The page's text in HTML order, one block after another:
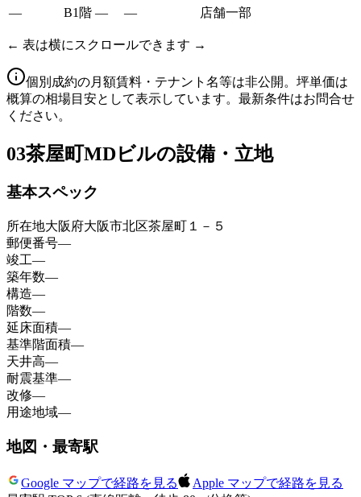
—
B1階 — — 店舗一部
← 表は横にスクロールできます →
個別成約の月額賃料・テナント名等は非公開。坪単価は
概算の相場目安として表示しています。最新条件はお問合せ
ください。
03茶屋町MDビルの設備・立地
基本スペック
所在地大阪府大阪市北区茶屋町１－５
郵便番号—
竣工—
築年数—
構造—
階数—
延床面積—
基準階面積—
天井高—
耐震基準—
改修—
用途地域—
地図・最寄駅
Google マップで経路を見る
Apple マップで経路を見る